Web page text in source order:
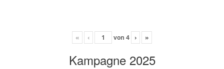
« ‹ von 4 › »
Kampagne 2025